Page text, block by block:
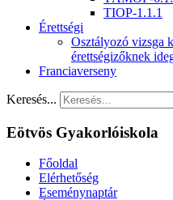
TIOP-1.1.1
Érettségi
Osztályozó vizsga
érettségizőknek
Franciaverseny
Keresés...
Eötvös Gyakorlóiskola
Főoldal
Elérhetőség
Eseménynaptár